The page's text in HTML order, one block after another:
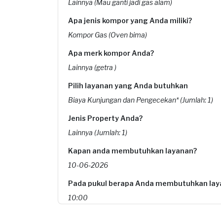
Lainnya (Mau ganti jadi gas alam)
Apa jenis kompor yang Anda miliki?
Kompor Gas (Oven bima)
Apa merk kompor Anda?
Lainnya (getra )
Pilih layanan yang Anda butuhkan
Biaya Kunjungan dan Pengecekan* (Jumlah: 1)
Jenis Property Anda?
Lainnya (Jumlah: 1)
Kapan anda membutuhkan layanan?
10-06-2026
Pada pukul berapa Anda membutuhkan
10:00